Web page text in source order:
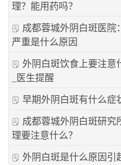
理？能用药吗？
成都蓉城外阴白斑医院
严重是什么原因
外阴白斑饮食上要注意
_医生提醒
早期外阴白斑有什么症
成都蓉城外阴白斑研究
理要注意什么？
外阴白斑是什么原因引